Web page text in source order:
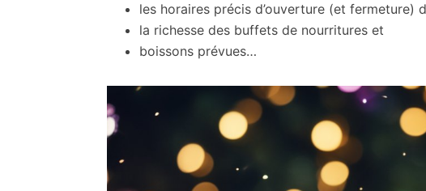
les horaires précis d’ouverture (et fermeture)
la richesse des buffets de nourritures et
boissons prévues…